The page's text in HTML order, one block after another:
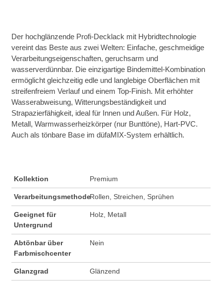
Der hochglänzende Profi-Decklack mit Hybridtechnologie
vereint das Beste aus zwei Welten: Einfache, geschmeidige
Verarbeitungseigenschaften, geruchsarm und
wasserverdünnbar. Die einzigartige Bindemittel-Kombination
ermöglicht gleichzeitig edle und langlebige Oberflächen mit
streifenfreiem Verlauf und einem Top-Finish. Mit erhöhter
Wasserabweisung, Witterungsbeständigkeit und
Strapazierfähigkeit, ideal für Innen und Außen. Für Holz,
Metall, Warmwasserheizkörper (nur Bunttöne), Hart-PVC.
Auch als tönbare Base im düfaMIX-System erhältlich.
Kollektion Premium
VerarbeitungsmethodeRollen, Streichen, Sprühen
Geeignet für
Untergrund
Holz, Metall
Abtönbar über
Farbmischcenter
Nein
Glanzgrad Glänzend